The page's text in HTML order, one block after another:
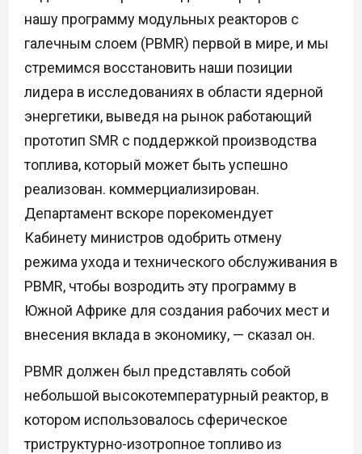
нашу программу модульных реакторов с
галечным слоем (PBMR) первой в мире, и мы
стремимся восстановить наши позиции
лидера в исследованиях в области ядерной
энергетики, выведя на рынок работающий
прототип SMR с поддержкой производства
топлива, который может быть успешно
реализован. коммерциализирован.
Департамент вскоре порекомендует
Кабинету министров одобрить отмену
режима ухода и технического обслуживания в
PBMR, чтобы возродить эту программу в
Южной Африке для создания рабочих мест и
внесения вклада в экономику, — сказал он.
PBMR должен был представлять собой
небольшой высокотемпературный реактор, в
котором использовалось сферическое
триструктурно-изотропное топливо из